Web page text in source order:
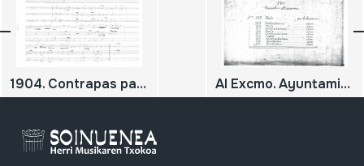
1904. Contrapas para dos silbos y silbote. Al Excmo. Ayuntamiento de San Sebastián. Cuaderno correspondiente al año 1907.